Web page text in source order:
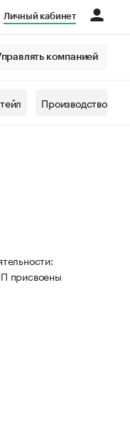
Личный кабинет
компанией
Производство
присвоены